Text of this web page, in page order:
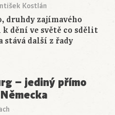
Kostlán
druhdy zajímavého
dění ve světě co sdělit
stává další z řady
– jediný přímo